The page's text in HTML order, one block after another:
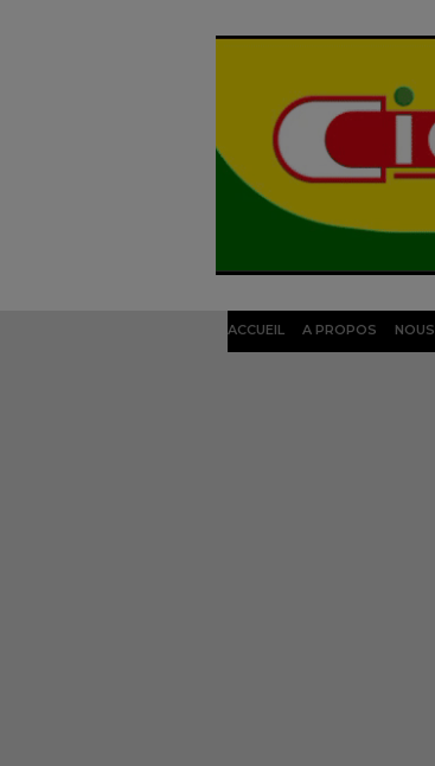
ACCUEIL A PROPOS